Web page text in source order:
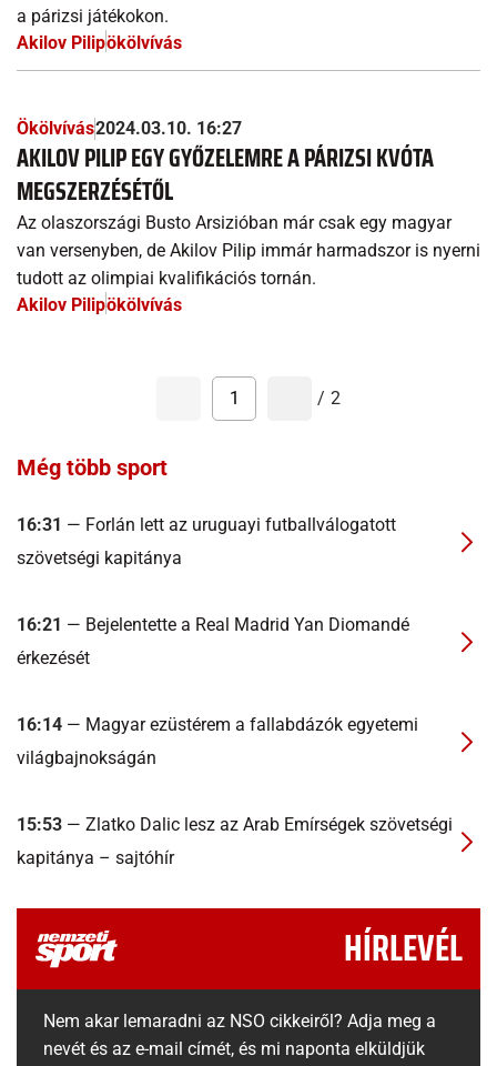
a párizsi játékokon.
Akilov Pilipökölvívás
Ökölvívás2024.03.10. 16:27
AKILOV PILIP EGY GYŐZELEMRE A PÁRIZSI KVÓTA
MEGSZERZÉSÉTŐL
Az olaszországi Busto Arsizióban már csak egy magyar
van versenyben, de Akilov Pilip immár harmadszor is nyerni
tudott az olimpiai kvalifikációs tornán.
Akilov Pilipökölvívás
1 / 2
Még több sport
16:31 — Forlán lett az uruguayi futballválogatott
szövetségi kapitánya
16:21 — Bejelentette a Real Madrid Yan Diomandé
érkezését
16:14 — Magyar ezüstérem a fallabdázók egyetemi
világbajnokságán
15:53 — Zlatko Dalic lesz az Arab Emírségek szövetségi
kapitánya – sajtóhír
HÍRLEVÉL
Nem akar lemaradni az NSO cikkeiről? Adja meg a
nevét és az e-mail címét, és mi naponta elküldjük